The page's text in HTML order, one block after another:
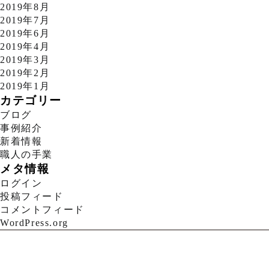
2019年8月
2019年7月
2019年6月
2019年4月
2019年3月
2019年2月
2019年1月
カテゴリー
ブログ
事例紹介
新着情報
職人の手業
メタ情報
ログイン
投稿フィード
コメントフィード
WordPress.org